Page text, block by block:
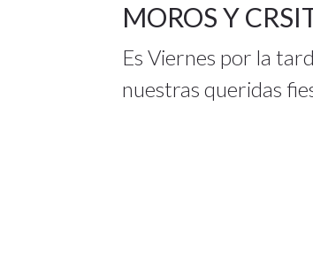
MOROS Y
Es Viernes por la
nuestras queridas